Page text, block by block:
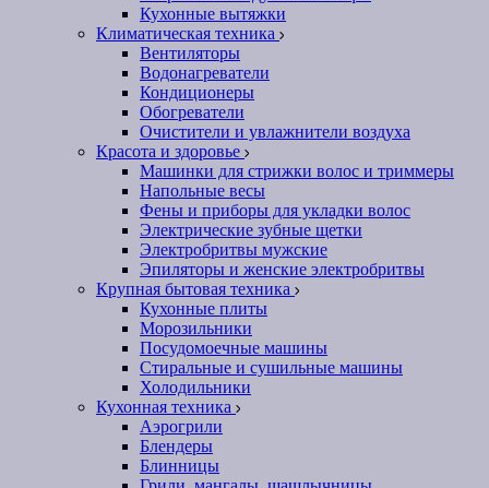
Кухонные вытяжки
Климатическая техника
Вентиляторы
Водонагреватели
Кондиционеры
Обогреватели
Очистители и увлажнители воздуха
Красота и здоровье
Машинки для стрижки волос и триммеры
Напольные весы
Фены и приборы для укладки волос
Электрические зубные щетки
Электробритвы мужские
Эпиляторы и женские электробритвы
Крупная бытовая техника
Кухонные плиты
Морозильники
Посудомоечные машины
Стиральные и сушильные машины
Холодильники
Кухонная техника
Аэрогрили
Блендеры
Блинницы